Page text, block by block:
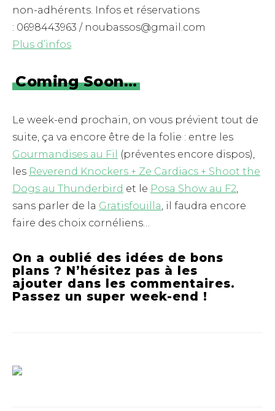
non-adhérents. Infos et réservations
: 0698443963 / noubassos@gmail.com
Plus d’infos
Coming Soon…
Le week-end prochain, on vous prévient tout de
suite, ça va encore être de la folie : entre les
Gourmandises au Fil
(préventes encore dispos),
les Reverend Knockers + Ze Cardiacs + Shoot the
Dogs au Thunderbird et le Posa Show au F2,
sans parler de la Gratisfouilla, il faudra encore
faire des choix cornéliens…
On a oublié des idées de bons
plans ? N’hésitez pas à les
ajouter dans les commentaires.
Passez un super week-end !